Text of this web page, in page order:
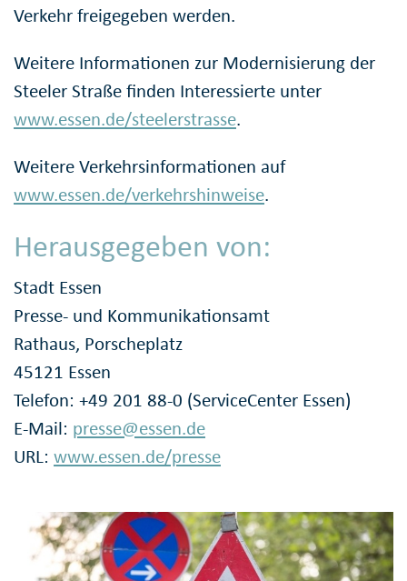
Verkehr freigegeben werden.
Weitere Informationen zur Modernisierung der
Steeler Straße finden Interessierte unter
www.essen.de/steelerstrasse.
Weitere Verkehrsinformationen auf
www.essen.de/verkehrshinweise.
Herausgegeben von:
Stadt Essen
Presse- und Kommunikationsamt
Rathaus, Porscheplatz
45121 Essen
Telefon: +49 201 88-0 (ServiceCenter Essen)
E-Mail: presse@essen.de
URL: www.essen.de/presse